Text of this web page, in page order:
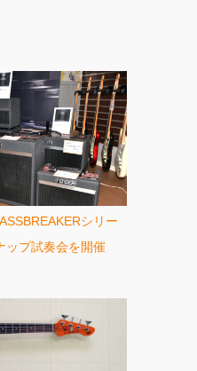
シリー
ップ試奏会を開催